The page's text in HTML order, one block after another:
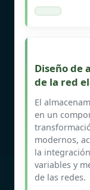
Diseño de
de la red
El
en un
modernos,
la
variables y
de las redes.